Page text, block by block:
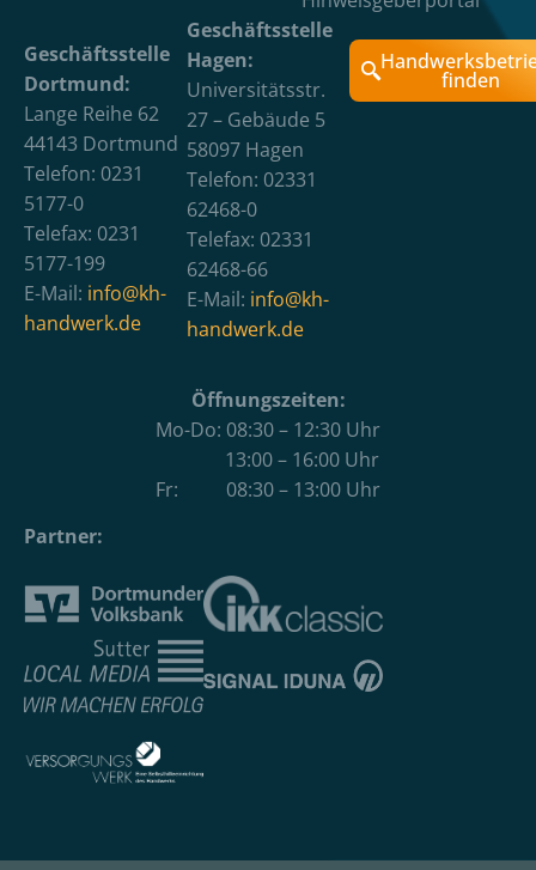
Geschäftsstelle
Dortmund:
Lange Reihe 62
44143 Dortmund
Telefon: 0231
5177-0
Telefax: 0231
5177-199
E-Mail: info@kh-
handwerk.de
Geschäftsstelle
Hagen:
Universitätsstr.
27 – Gebäude 5
58097 Hagen
Telefon: 02331
62468-0
Telefax: 02331
62468-66
E-Mail: info@kh-
handwerk.de
finden
Öffnungszeiten:
Mo-Do: 08:30 – 12:30 Uhr
13:00 – 16:00 Uhr
Fr: 08:30 – 13:00 Uhr
Partner: